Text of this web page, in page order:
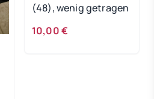
(48), wenig getragen
10,00 €